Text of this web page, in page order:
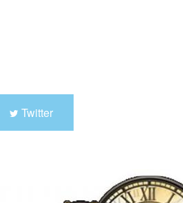
Twitter